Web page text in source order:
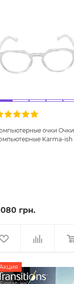
очки Очки
Karma-ish
080 грн.